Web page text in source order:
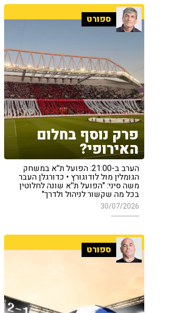
ספורט
פרק נוסף בחלום
האירופי?
הערב ב-21:00: הפועל ת''א במשחק
הגומלין מול לודוגורץ • כדורגלן העבר
משה סיני: "הפועל ת''א שונה לחלוטין
בכל מה שקשור לניהול ולדרך"
30/07/2026
ספורט